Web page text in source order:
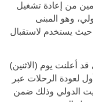
من إعادة تشغيل
الدولي، وهو المبنى
يستخدم لاستقبال
قد أعلنت يوم (الاثنين)
لعودة الرحلات عبر
الكويت الدولي وذلك ضمن